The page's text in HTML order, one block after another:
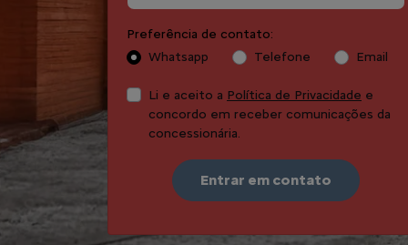
Preferência de contato:
Whatsapp
Telefone Email
Li e aceito a Política de Privacidade e
concordo em receber comunicações da
concessionária.
Entrar em contato